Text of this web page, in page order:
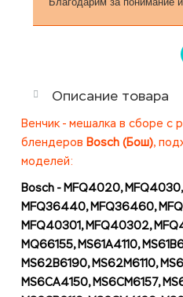
Описание товара
Венчик - мешалка в сборе с
блендеров Bosch (Бош),
моделей:
Bosch - MFQ4020,
MFQ36440, MFQ36460,
MFQ40301, MFQ40302,
MQ66155, MS61A4110,
MS62B6190, MS62M6110,
MS6CA4150, MS6CM6157,